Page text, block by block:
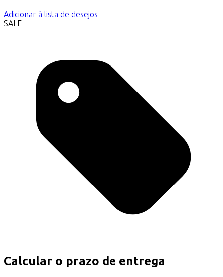
Adicionar à lista de desejos
Calcular o prazo de entrega